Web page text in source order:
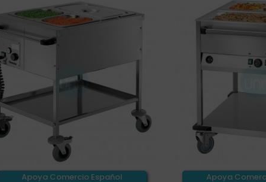
Apoya Comercio Español
Apoya